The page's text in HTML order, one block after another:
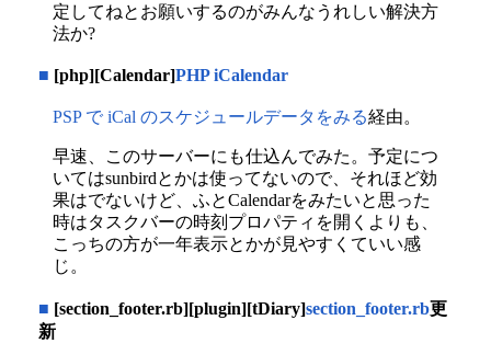
定してねとお願いするのがみんなうれしい解決方
法か?
■ [php][Calendar]PHP iCalendar
PSP で iCal のスケジュールデータをみる経由。
早速、このサーバーにも仕込んでみた。予定につ
いてはsunbirdとかは使ってないので、それほど効
果はでないけど、ふとCalendarをみたいと思った
時はタスクバーの時刻プロパティを開くよりも、
こっちの方が一年表示とかが見やすくていい感
じ。
■ [section_footer.rb][plugin][tDiary]section_footer.rb更
新